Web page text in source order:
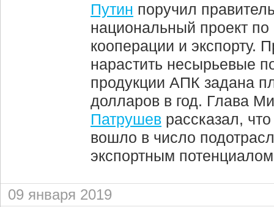
Путин поручил
национальный проект
кооперации и экспорту.
нарастить несырьевые
продукции АПК задана
долларов в год. Глава
Патрушев рассказал,
вошло в число
экспортным
09 января 2019